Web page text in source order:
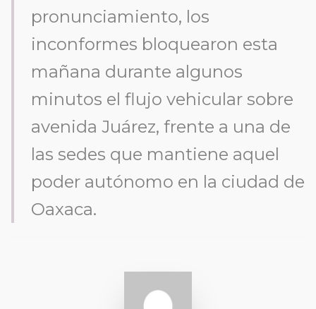
pronunciamiento, los
inconformes bloquearon esta
mañana durante algunos
minutos el flujo vehicular sobre
avenida Juárez, frente a una de
las sedes que mantiene aquel
poder autónomo en la ciudad de
Oaxaca.